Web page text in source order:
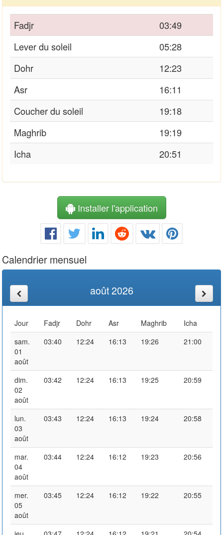
Fadjr
03:49
Lever du soleil
05:28
Dohr
12:23
Asr
16:11
Coucher du soleil
19:18
Maghrib
19:19
Icha
20:51
Installer l'application
Calendrier mensuel
août 2026
Jour Fadjr Dohr Asr Maghrib
Icha
sam.
01
août
03:40 12:24 16:13 19:26 21:00
dim.
02
août
03:42 12:24 16:13 19:25 20:59
lun.
03
août
03:43 12:24 16:13 19:24 20:58
mar.
04
août
03:44 12:24 16:12 19:23 20:56
mer.
05
août
03:45 12:24 16:12 19:22 20:55